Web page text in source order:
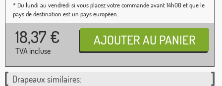
* Du lundi au vendredi si vous placez votre commande avant 14h00 et que le
pays de destination est un pays européen..
18,37 €
TVA incluse
Drapeaux similaires: